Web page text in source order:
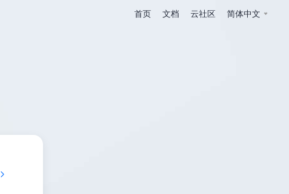
首页 文档 云社区 简体中文